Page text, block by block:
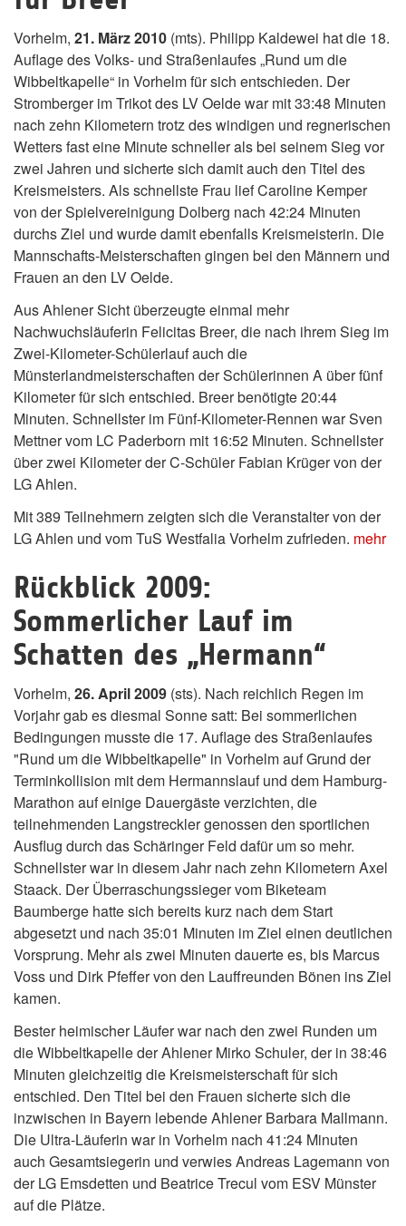
Vorhelm, 21. März 2010 (mts). Philipp Kaldewei hat die 18.
Auflage des Volks- und Straßenlaufes „Rund um die
Wibbeltkapelle“ in Vorhelm für sich entschieden. Der
Stromberger im Trikot des LV Oelde war mit 33:48 Minuten
nach zehn Kilometern trotz des windigen und regnerischen
Wetters fast eine Minute schneller als bei seinem Sieg vor
zwei Jahren und sicherte sich damit auch den Titel des
Kreismeisters. Als schnellste Frau lief Caroline Kemper
von der Spielvereinigung Dolberg nach 42:24 Minuten
durchs Ziel und wurde damit ebenfalls Kreismeisterin. Die
Mannschafts-Meisterschaften gingen bei den Männern und
Frauen an den LV Oelde.
Aus Ahlener Sicht überzeugte einmal mehr
Nachwuchsläuferin Felicitas Breer, die nach ihrem Sieg im
Zwei-Kilometer-Schülerlauf auch die
Münsterlandmeisterschaften der Schülerinnen A über fünf
Kilometer für sich entschied. Breer benötigte 20:44
Minuten. Schnellster im Fünf-Kilometer-Rennen war Sven
Mettner vom LC Paderborn mit 16:52 Minuten. Schnellster
über zwei Kilometer der C-Schüler Fabian Krüger von der
LG Ahlen.
Mit 389 Teilnehmern zeigten sich die Veranstalter von der
LG Ahlen und vom TuS Westfalia Vorhelm zufrieden. mehr
Rückblick 2009:
Sommerlicher Lauf im
Schatten des „Hermann“
Vorhelm, 26. April 2009 (sts). Nach reichlich Regen im
Vorjahr gab es diesmal Sonne satt: Bei sommerlichen
Bedingungen musste die 17. Auflage des Straßenlaufes
"Rund um die Wibbeltkapelle" in Vorhelm auf Grund der
Terminkollision mit dem Hermannslauf und dem Hamburg-
Marathon auf einige Dauergäste verzichten, die
teilnehmenden Langstreckler genossen den sportlichen
Ausflug durch das Schäringer Feld dafür um so mehr.
Schnellster war in diesem Jahr nach zehn Kilometern Axel
Staack. Der Überraschungssieger vom Biketeam
Baumberge hatte sich bereits kurz nach dem Start
abgesetzt und nach 35:01 Minuten im Ziel einen deutlichen
Vorsprung. Mehr als zwei Minuten dauerte es, bis Marcus
Voss und Dirk Pfeffer von den Lauffreunden Bönen ins Ziel
kamen.
Bester heimischer Läufer war nach den zwei Runden um
die Wibbeltkapelle der Ahlener Mirko Schuler, der in 38:46
Minuten gleichzeitig die Kreismeisterschaft für sich
entschied. Den Titel bei den Frauen sicherte sich die
inzwischen in Bayern lebende Ahlener Barbara Mallmann.
Die Ultra-Läuferin war in Vorhelm nach 41:24 Minuten
auch Gesamtsiegerin und verwies Andreas Lagemann von
der LG Emsdetten und Beatrice Trecul vom ESV Münster
auf die Plätze.